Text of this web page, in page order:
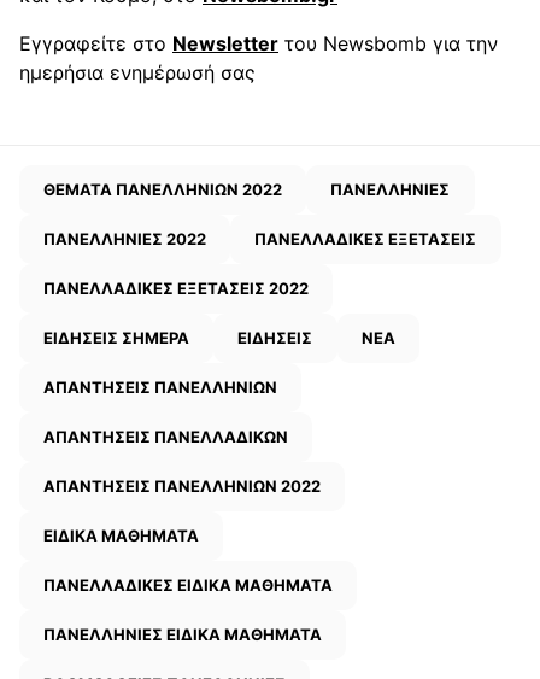
Εγγραφείτε στο Newsletter του Newsbomb για την
ημερήσια ενημέρωσή σας
ΘΕΜΑΤΑ ΠΑΝΕΛΛΗΝΙΩΝ 2022 ΠΑΝΕΛΛΗΝΙΕΣ
ΠΑΝΕΛΛΗΝΙΕΣ 2022 ΠΑΝΕΛΛΑΔΙΚΕΣ ΕΞΕΤΑΣΕΙΣ
ΠΑΝΕΛΛΑΔΙΚΕΣ ΕΞΕΤΑΣΕΙΣ 2022
ΕΙΔΗΣΕΙΣ ΣΗΜΕΡΑ ΕΙΔΗΣΕΙΣ ΝΕΑ
ΑΠΑΝΤΗΣΕΙΣ ΠΑΝΕΛΛΗΝΙΩΝ
ΑΠΑΝΤΗΣΕΙΣ ΠΑΝΕΛΛΑΔΙΚΩΝ
ΑΠΑΝΤΗΣΕΙΣ ΠΑΝΕΛΛΗΝΙΩΝ 2022
ΕΙΔΙΚΑ ΜΑΘΗΜΑΤΑ
ΠΑΝΕΛΛΑΔΙΚΕΣ ΕΙΔΙΚΑ ΜΑΘΗΜΑΤΑ
ΠΑΝΕΛΛΗΝΙΕΣ ΕΙΔΙΚΑ ΜΑΘΗΜΑΤΑ